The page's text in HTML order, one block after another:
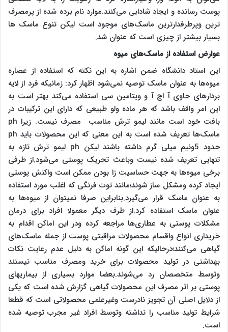
پوست رسانده و ایجاد شادابی می‌کنند.موارد نام برده شده از پرمصرف
ترین وپرطرفدارترین ماسک‌های موجود است لیکن تنوع ماسک ها
بسیار بیشتر از چیزی است که عنوان شد.
عوارض استفاده از ماسک‌های میوه
این استاد دانشگاه ضمن اشاره به این نکته که استفاده از عصاره
میوه‌ها به عنوان ماسک توصیه نمی‌شود اظهار کرد: زمانیکه فرد از لایه
بردارهای حاوی آ اچ آ و ویتامین سی استفاده می‌کند بهتر است به
این امر واقف باشد که هر ماده ولو طبیعی که دارای این ترکیبات در
بافت خود است مانند لیمو ترش مناسب مصرف نیست. زیرا ph
ماسک‌ها تعریف شده است به این معنی که این محصولات باید ph
حدود 5ونیم میلی گرم داشته باشند لیکن
ph لیمو ترش تازه به
تنهایی تعریف شده نیست وباعث تحریک پوستی می‌شود.از طرفی
برخی میوه‌ها به جهت حساسیت زا بودن ممکن است واکنش پوستی
ایجاد کرده ومشکل ساز شوند؛مانند توت فرنگی که اغلب مورد استفاده
به عنوان ماسک قرار می‌گیرد.بنابراین صرفا نمیتوان از میوه‌ها به
عنوان ماسک استفاده کرد.از طرف دیگر معمولا افراد برای درمان
مشکلات پوستی به عطاری‌ها مراجعه کرده ودر این اماکن اقدام به
خریداری انواع واقسام محصولات مراقبتی پوست از جمله ماسک‌های
گیاهی می‌کنند؛درحالیکه این گونه اماکن به دلیل عدم رعایت نکات
بهداشتی در تولید محصولات برای خرید ومصرف مناسب نیستند
وتوسط متخصصان رد می‌شوند.بعضا موارد بسیاری از بیماریهای
پوستی بر اثر مصرف این محصولات گیاهی گزارش شده است که یکی
از دلایل اصلی آن تجویز نادرست وغیرعلمی محصولاتی است که قطعا
شرایط تولید مناسب را نداشته وتوسط افراد غیر مجرب توصیه شده
است.